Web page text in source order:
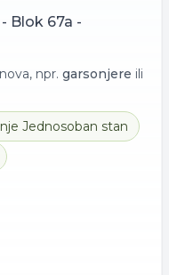
Blok 67a -
npr. garsonjere ili
Jednosoban stan